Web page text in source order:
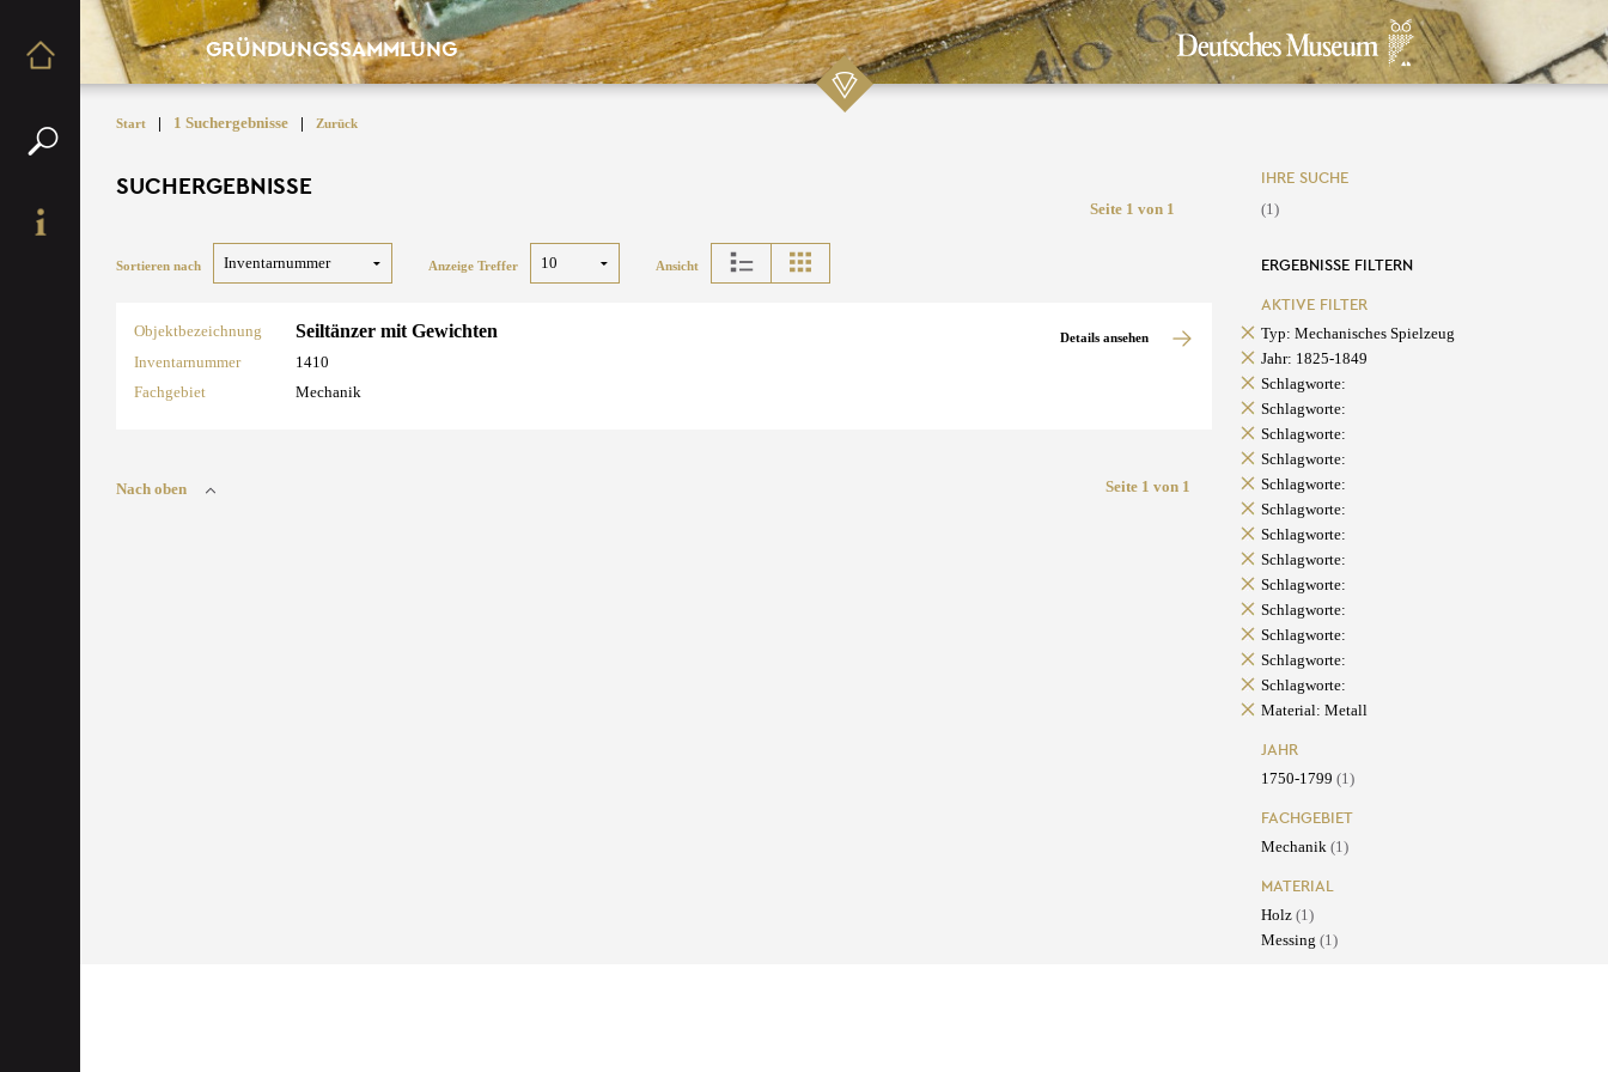
GRÜNDUNGSSAMMLUNG
Start | 1 Suchergebnisse | Zurück
SUCHERGEBNISSE
Seite 1 von 1
Sortieren nach Anzeige Treffer Ansicht
Objektbezeichnung Seiltänzer mit Gewichten
Inventarnummer
1410
Fachgebiet
Mechanik
Details ansehen
Nach oben Seite 1 von 1
IHRE SUCHE
(1)
ERGEBNISSE FILTERN
AKTIVE FILTER
Typ: Mechanisches Spielzeug
Jahr: 1825-1849
Schlagworte:
Schlagworte:
Schlagworte:
Schlagworte:
Schlagworte:
Schlagworte:
Schlagworte:
Schlagworte:
Schlagworte:
Schlagworte:
Schlagworte:
Schlagworte:
Schlagworte:
Material: Metall
JAHR
1750-1799 (1)
FACHGEBIET
Mechanik (1)
MATERIAL
Holz (1)
Messing (1)